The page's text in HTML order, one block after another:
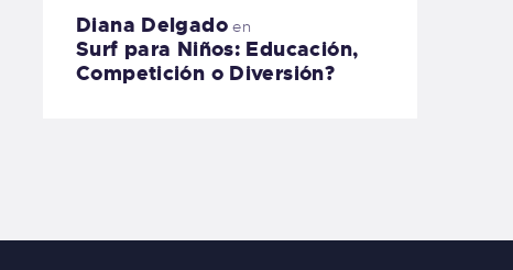
Diana Delgadoen
Surf para Niños: Educación,
Competición o Diversión?